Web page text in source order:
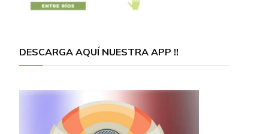
DESCARGA AQUÍ NUESTRA APP !!